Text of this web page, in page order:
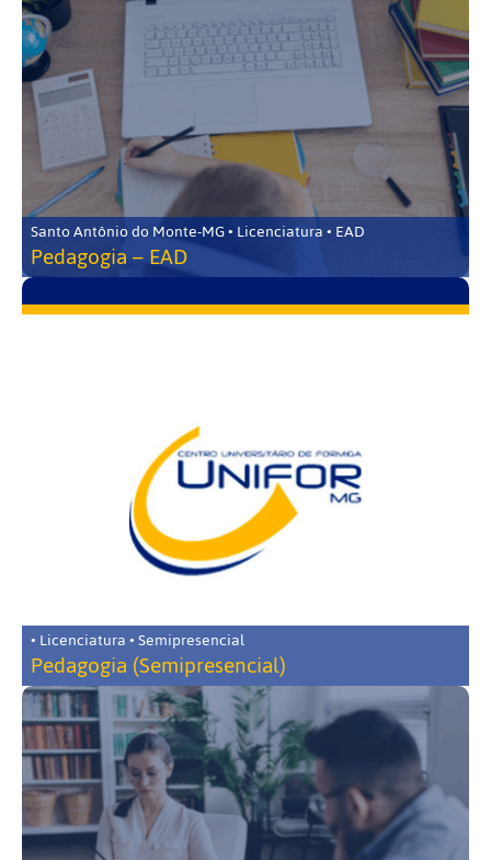
Santo Antônio do Monte-MG • Licenciatura • EAD
Pedagogia – EAD
• Licenciatura • Semipresencial
Pedagogia (Semipresencial)